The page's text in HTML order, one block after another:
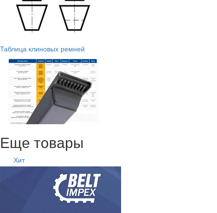
Таблица клиновых ремней
Еще товары
Хит